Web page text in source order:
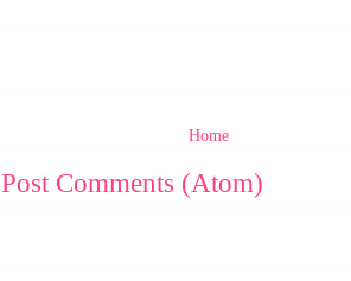
Home
Post Comments (Atom)